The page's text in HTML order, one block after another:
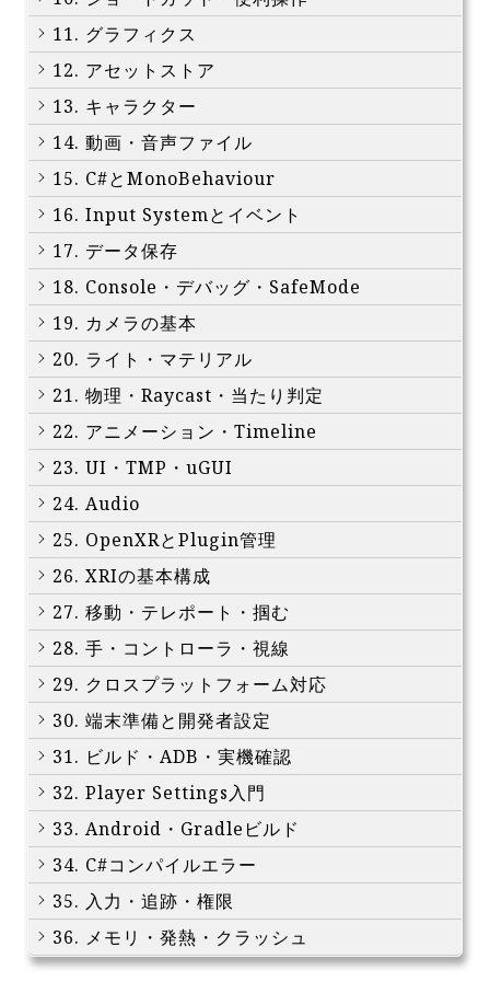
11. グラフィクス
12. アセットストア
13. キャラクター
14. 動画・音声ファイル
15. C#とMonoBehaviour
16. Input Systemとイベント
17. データ保存
18. Console・デバッグ・SafeMode
19. カメラの基本
20. ライト・マテリアル
21. 物理・Raycast・当たり判定
22. アニメーション・Timeline
23. UI・TMP・uGUI
24. Audio
25. OpenXRとPlugin管理
26. XRIの基本構成
27. 移動・テレポート・掴む
28. 手・コントローラ・視線
29. クロスプラットフォーム対応
30. 端末準備と開発者設定
31. ビルド・ADB・実機確認
32. Player Settings入門
33. Android・Gradleビルド
34. C#コンパイルエラー
35. 入力・追跡・権限
36. メモリ・発熱・クラッシュ